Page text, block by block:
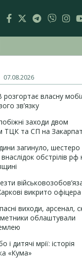
07.08.2026
власну
зв’язку
заходи двом
ТЦК та СП на
загинуло, шестеро
обстрілів рф
викрито офіцера
виходи, арсенал,
облаштували
і дитячі мрії: історія
«Кума»